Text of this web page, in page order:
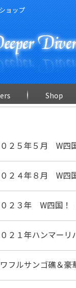
ョップ
Shop
２５年５月 W四
２４年８月 W四
２３年 W四国！
２１年ハンマー
フルサンゴ礁＆